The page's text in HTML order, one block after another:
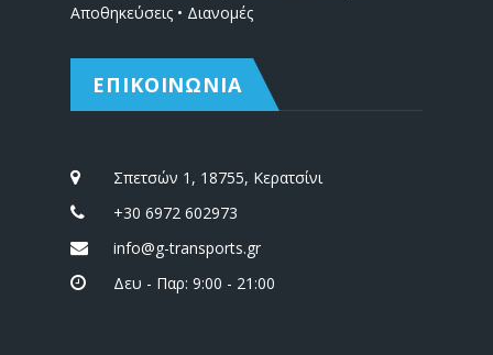
Αποθηκεύσεις • Διανομές
ΕΠΙΚΟΙΝΩΝΙΑ
Σπετσών 1, 18755, Κερατσίνι
+30 6972 602973
info@g-transports.gr
Δευ - Παρ: 9:00 - 21:00